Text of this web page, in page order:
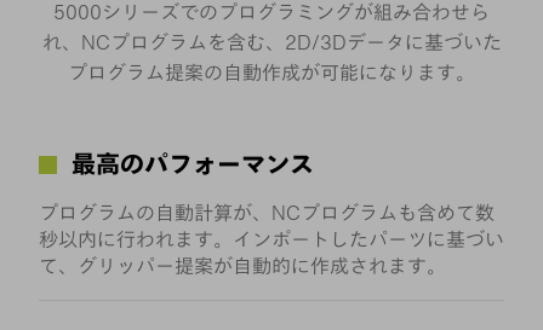
5000シリーズでのプログラミングが組み合わせら
れ、NCプログラムを含む、2D/3Dデータに基づいた
プログラム提案の自動作成が可能になります。
最高のパフォーマンス
プログラムの自動計算が、NCプログラムも含めて数
秒以内に行われます。インポートしたパーツに基づい
て、グリッパー提案が自動的に作成されます。